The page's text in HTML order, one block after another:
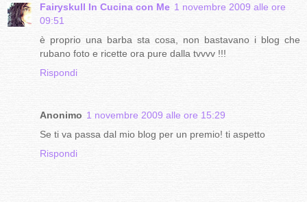
Fairyskull In Cucina con Me 1 novembre 2009 alle ore
09:51
è proprio una barba sta cosa, non bastavano i blog che
rubano foto e ricette ora pure dalla tvvvv !!!
Rispondi
Anonimo 1 novembre 2009 alle ore 15:29
Se ti va passa dal mio blog per un premio! ti aspetto
Rispondi